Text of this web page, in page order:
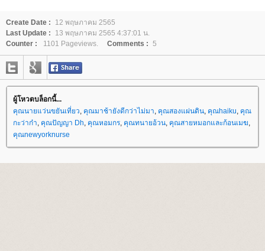
Create Date :
12 พฤษภาคม 2565
Last Update :
13 พฤษภาคม 2565 4:37:01 น.
Counter :
1101 Pageviews. Comments : 5
ผู้โหวตบล็อกนี้...
คุณนายแว่นขยันเที่ยว, คุณมาช้ายังดีกว่าไม่มา, คุณสองแผ่นดิน, คุณhaiku, คุณ
กะว่าก๋า, คุณปัญญา Dh, คุณหอมกร, คุณทนายอ้วน, คุณสายหมอกและก้อนเมฆ,
คุณnewyorknurse